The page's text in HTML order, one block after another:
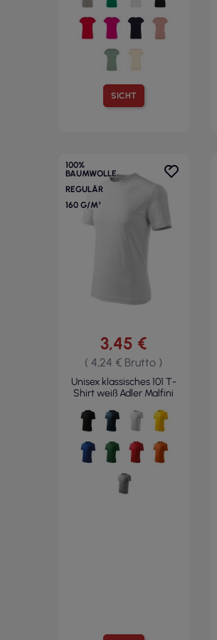
SICHT
100%
BAUMWOLLE
REGULÄR
160 G/M²
3,45 €
( 4,24 € Brutto )
Unisex klassisches 101 T-
Shirt weiß Adler Malfini